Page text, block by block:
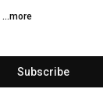
...more
Subscribe